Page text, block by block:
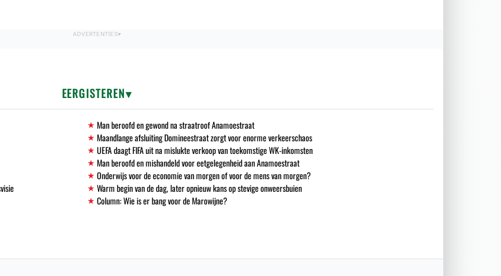
EERGISTEREN
Man beroofd en gewond na straatroof Anamoestraat
Maandlange afsluiting Domineestraat zorgt voor enorme verkeerschaos
UEFA daagt FIFA uit na mislukte verkoop van toekomstige WK-inkomsten
Man beroofd en mishandeld voor eetgelegenheid aan Anamoestraat
Onderwijs voor de economie van morgen of voor de mens van morgen?
Warm begin van de dag, later opnieuw kans op stevige onweersbuien
Column: Wie is er bang voor de Marowijne?